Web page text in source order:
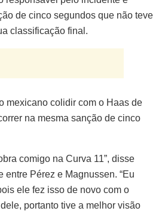
de cinco segundos que não teve
classificação final.
mexicano colidir com o Haas de
na mesma sanção de cinco
comigo na Curva 11”, disse
entre Pérez e Magnussen. “Eu
ele fez isso de novo com o
portanto tive a melhor visão